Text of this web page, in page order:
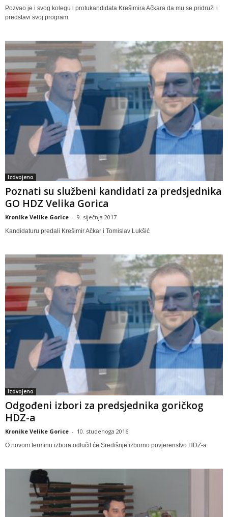
Pozvao je i svog kolegu i protukandidata Krešimira Ačkara da mu se pridruži i
predstavi svoj program
Izdvojeno
Poznati su službeni kandidati za predsjednika
GO HDZ Velika Gorica
Kronike Velike Gorice - 9. siječnja 2017
Kandidaturu predali Krešimir Ačkar i Tomislav Lukšić
Izdvojeno
Odgođeni izbori za predsjednika goričkog
HDZ-a
Kronike Velike Gorice - 10. studenoga 2016
O novom terminu izbora odlučit će Središnje izborno povjerenstvo HDZ-a